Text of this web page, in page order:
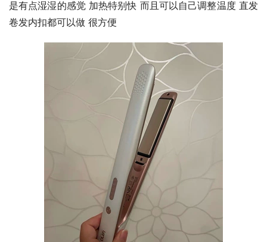
是有点湿湿的感觉 加热特别快 而且可以自己调整温度 直发
卷发内扣都可以做 很方便